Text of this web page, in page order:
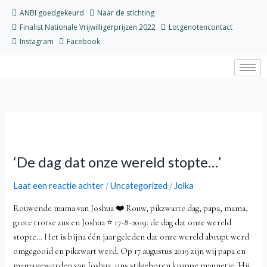
ANBI goedgekeurd
Naar de stichting
Finalist Nationale Vrijwilligerprijzen 2022
Lotgenotencontact
Instagram
Facebook
‘De dag dat onze wereld stopte…’
Laat een reactie achter /Uncategorized /Jolka
Rouwende mama van Joshua ❤️ Rouw, pikzwarte dag, papa, mama,
grote trotse zus en Joshua ⭐️ 17-8-2019: de dag dat onze wereld
stopte… Het is bijna één jaar geleden dat onze wereld abrupt werd
omgegooid en pikzwart werd. Op 17 augustus 2019 zijn wij papa en
dat
wereld
stopte…’